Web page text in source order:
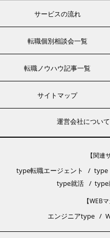
サービスの流れ
転職個別相談会一覧
転職ノウハウ記事一覧
サイトマップ
運営会社について
【関連
type転職エージェント type
type就活
type
【WEB
エンジニアtype